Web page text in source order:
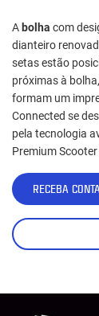
A bolha com
dianteiro
setas estão
próximas à
formam um
Connected se
pela tecnologia
Premium
RECEBA